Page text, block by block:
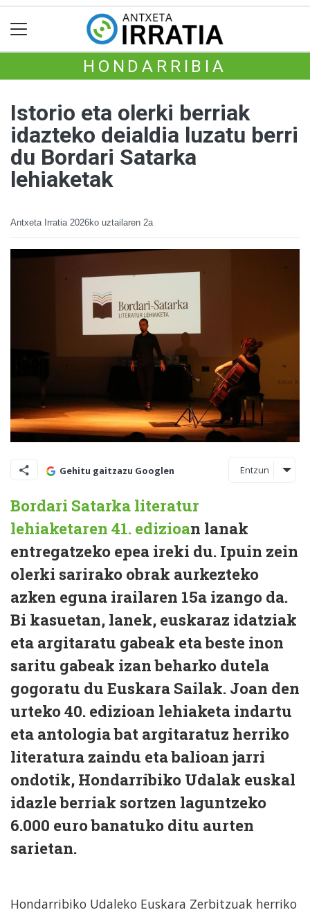
HONDARRIBIA
Istorio eta olerki berriak
idazteko deialdia luzatu berri
du Bordari Satarka
lehiaketak
Antxeta Irratia 2026ko uztailaren 2a
Gehitu gaitzazu Googlen Entzun
Bordari Satarka literatur
lehiaketaren 41. edizioan lanak
entregatzeko epea ireki du. Ipuin zein
olerki sarirako obrak aurkezteko
azken eguna irailaren 15a izango da.
Bi kasuetan, lanek, euskaraz idatziak
eta argitaratu gabeak eta beste inon
saritu gabeak izan beharko dutela
gogoratu du Euskara Sailak. Joan den
urteko 40. edizioan lehiaketa indartu
eta antologia bat argitaratuz herriko
literatura zaindu eta balioan jarri
ondotik, Hondarribiko Udalak euskal
idazle berriak sortzen laguntzeko
6.000 euro banatuko ditu aurten
sarietan.
Hondarribiko Udaleko Euskara Zerbitzuak herriko